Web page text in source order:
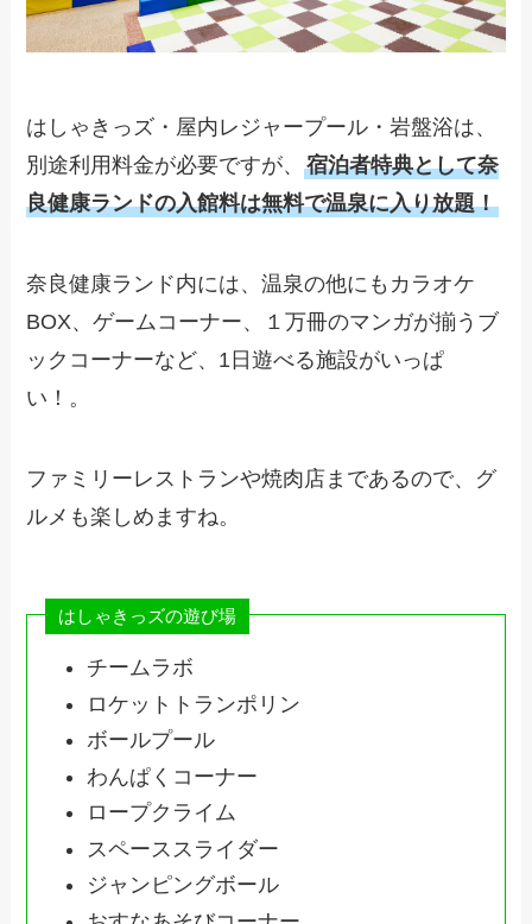
はしゃきっズ・屋内レジャープール・岩盤浴は、
別途利用料金が必要ですが、宿泊者特典として奈
良健康ランドの入館料は無料で温泉に入り放題！
奈良健康ランド内には、温泉の他にもカラオケ
BOX、ゲームコーナー、１万冊のマンガが揃うブ
ックコーナーなど、1日遊べる施設がいっぱ
い！。
ファミリーレストランや焼肉店まであるので、グ
ルメも楽しめますね。
はしゃきっズの遊び場
チームラボ
ロケットトランポリン
ボールプール
わんぱくコーナー
ロープクライム
スペーススライダー
ジャンピングボール